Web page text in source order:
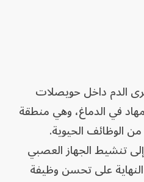
الدم داخل حويصلات
في الدماغ، وهي منطقة
الوظائف الحيوية.
تنشيط الجهاز العصبي
على تحسن وظيفة